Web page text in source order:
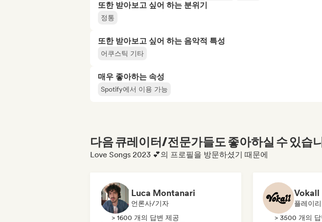
또한 받아보고 싶어 하는 분위기
정통
또한 받아보고 싶어 하는 음악적 특성
어쿠스틱 기타
매우 좋아하는 속성
Spotify에서 이용 가능
다음 큐레이터/전문가들도 좋아하실 수 있습
Love Songs 2023 💕의 프로필을 방문하셨기 때문에
Luca Montanari
언론사/기자
> 1600 개의 답변 제공
Vokall
플레이
> 3500 개의